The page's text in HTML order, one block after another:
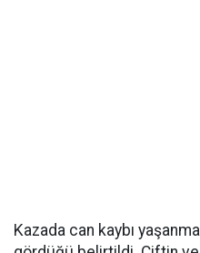
Kazada can kaybı